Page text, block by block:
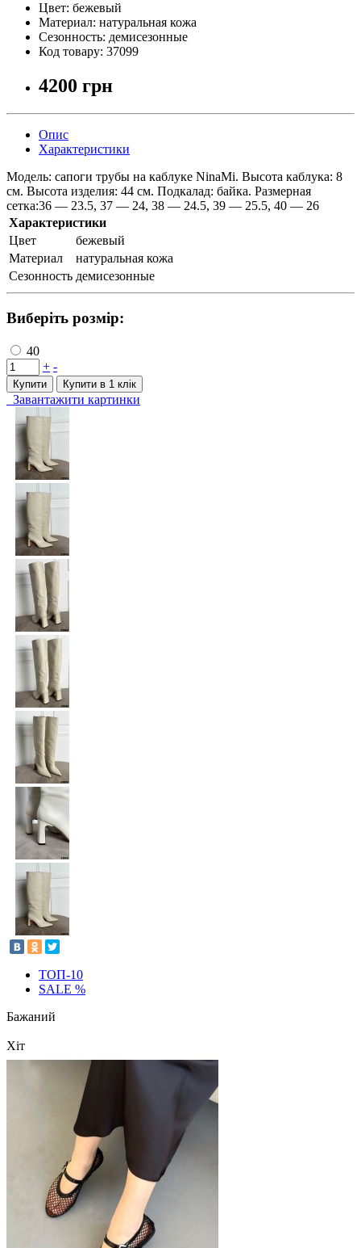
Цвет: бежевый
Материал: натуральная кожа
Сезонность: демисезонные
Код товару: 37099
4200 грн
Опис
Характеристики
Модель: сапоги трубы на каблуке NinaMi. Высота каблука: 8
см. Высота изделия: 44 см. Подкалад: байка. Размерная
сетка:36 — 23.5, 37 — 24, 38 — 24.5, 39 — 25.5, 40 — 26
Характеристики
Цвет
бежевый
Материал
натуральная кожа
Сезонность демисезонные
Виберіть розмір:
40
+ -
Купити Купити в 1 клiк
Завантажити картинки
ТОП-10
SALE %
Бажаний
Хіт